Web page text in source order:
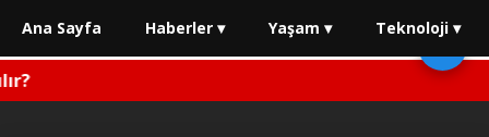
Ana Sayfa Haberler ▾ Yaşam ▾ Teknoloji ▾